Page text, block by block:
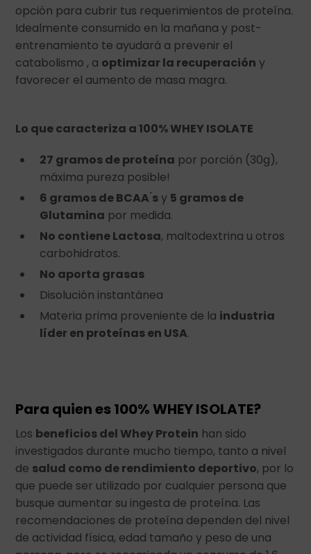
opción para cubrir tus requerimientos de proteína.
Idealmente consumido en la mañana y post-
entrenamiento te ayudará a prevenir el
catabolismo , a optimizar la recuperación y
favorecer el aumento de masa magra.
Lo que caracteriza a 100% WHEY ISOLATE
27 gramos de proteína por porción (30g),
máxima pureza posible!
6 gramos de BCAA ́sy 5 gramos de
Glutamina por medida.
No contiene Lactosa, maltodextrina u otros
carbohidratos.
No aporta grasas
Disolución instantánea
Materia prima proveniente de la industria
líder en proteínas en USA.
Para quien es 100% WHEY ISOLATE?
Los beneficios del Whey Protein han sido
investigados durante mucho tiempo, tanto a nivel
de salud como de rendimiento deportivo, por lo
que puede ser utilizado por cualquier persona que
busque aumentar su ingesta de proteína. Las
recomendaciones de proteína dependen del nivel
de actividad física, edad tamaño y peso de una